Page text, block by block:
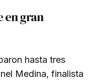
en gran
hasta tres
Medina, finalista